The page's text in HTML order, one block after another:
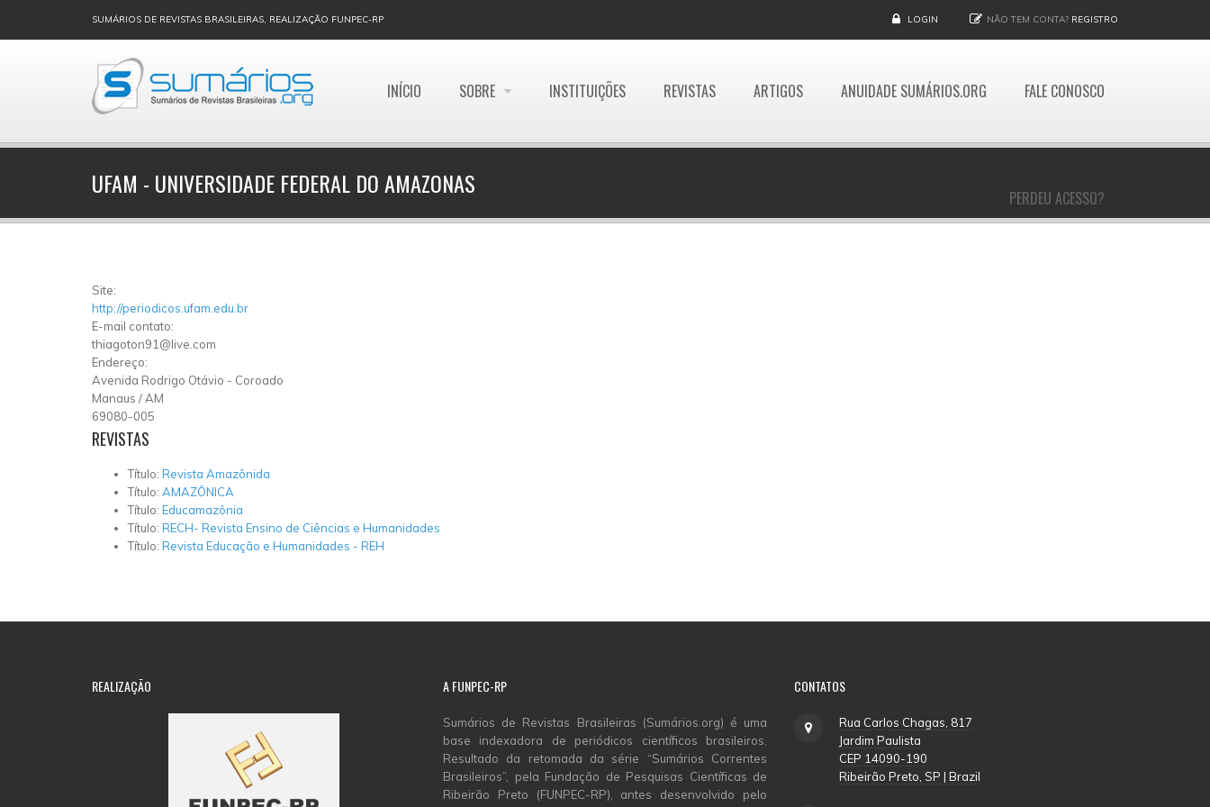
SUMÁRIOS DE REVISTAS BRASILEIRAS, REALIZAÇÃO FUNPEC-RP LOGIN NÃO TEM CONTA? REGISTRO
INÍCIO SOBRE INSTITUIÇÕES REVISTAS ARTIGOS ANUIDADE SUMÁRIOS.ORG FALE CONOSCO
PERDEU ACESSO?
UFAM - UNIVERSIDADE FEDERAL DO AMAZONAS
Site:
http://periodicos.ufam.edu.br
E-mail contato:
thiagoton91@live.com
Endereço:
Avenida Rodrigo Otávio - Coroado
Manaus /AM
69080-005
REVISTAS
Título: Revista Amazônida
Título: AMAZÔNICA
Título: Educamazônia
Título: RECH- Revista Ensino de Ciências e Humanidades
Título: Revista Educação e Humanidades - REH
REALIZAÇÃO AFUNPEC-RP
Sumários de Revistas Brasileiras (Sumários.org) é uma
base indexadora de periódicos científicos brasileiros.
Resultado da retomada da série “Sumários Correntes
Brasileiros”, pela Fundação de Pesquisas Científicas de
Ribeirão Preto (FUNPEC-RP), antes desenvolvido pelo
CONTATOS
Rua Carlos Chagas, 817
Jardim Paulista
CEP 14090-190
Ribeirão Preto, SP | Brazil